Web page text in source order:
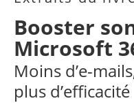
Booster
Microsoft
Moins d’e-
plus d’efficacité